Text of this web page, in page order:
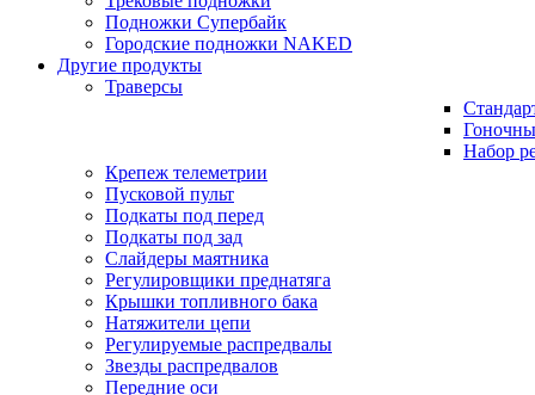
Подножки Супербайк
Городские подножки NAKED
Другие продукты
Траверсы
Набор
Крепеж телеметрии
Пусковой пульт
Подкаты под перед
Подкаты под зад
Слайдеры маятника
Регулировщики преднатяга
Крышки топливного бака
Натяжители цепи
Регулируемые распредвалы
Звезды распредвалов
Передние оси